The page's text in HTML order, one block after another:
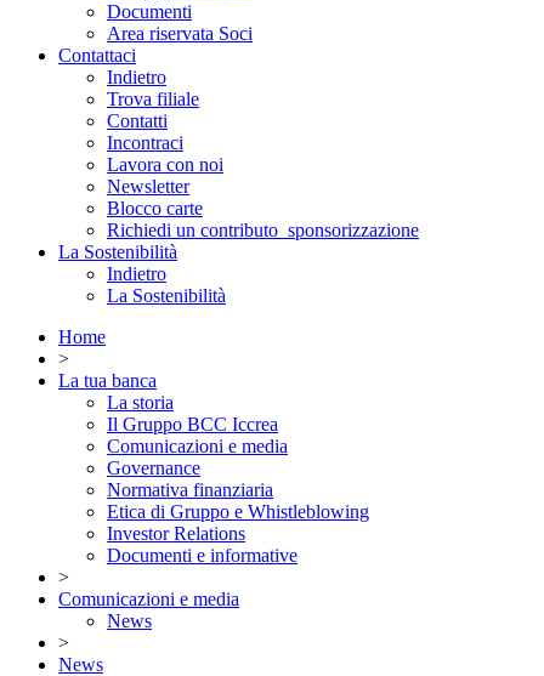
Documenti
Area riservata Soci
Contattaci
Indietro
Trova filiale
Contatti
Incontraci
Lavora con noi
Newsletter
Blocco carte
Richiedi un contributo_sponsorizzazione
La Sostenibilità
Indietro
La Sostenibilità
Home
>
La tua banca
La storia
Il Gruppo BCC Iccrea
Comunicazioni e media
Governance
Normativa finanziaria
Etica di Gruppo e Whistleblowing
Investor Relations
Documenti e informative
>
Comunicazioni e media
News
>
News